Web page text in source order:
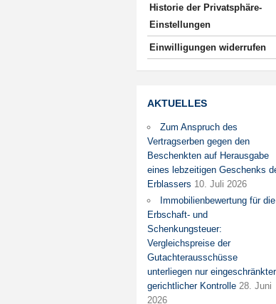
Historie der Privatsphäre-
Einstellungen
Einwilligungen widerrufen
AKTUELLES
Zum Anspruch des
Vertragserben gegen den
Beschenkten auf Herausgabe
eines lebzeitigen Geschenks
Erblassers 10. Juli 2026
Immobilienbewertung für die
Erbschaft- und
Schenkungsteuer:
Vergleichspreise der
Gutachterausschüsse
unterliegen nur eingeschränkter
gerichtlicher Kontrolle 28. Juni
2026